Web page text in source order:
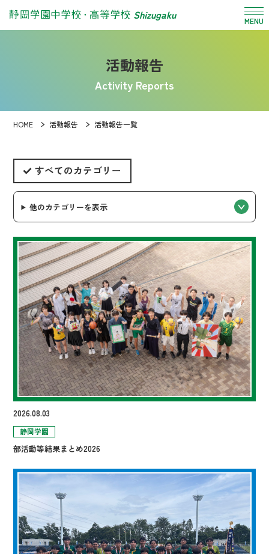
Shizugaku MENU
活動報告
Activity Reports
HOME 活動報告 活動報告一覧
すべてのカテゴリー
他のカテゴリーを表示
2026.08.03
静岡学園
部活動等結果まとめ2026